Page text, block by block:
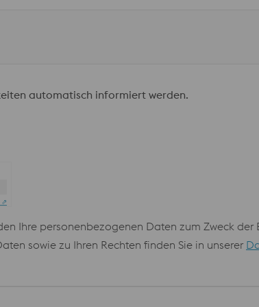
automatisch informiert werden.
⇗
Ihre personenbezogenen Daten zum Zweck
sowie zu Ihren Rechten finden Sie in unserer